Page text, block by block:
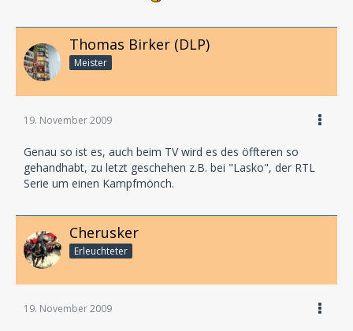
Thomas Birker (DLP)
Meister
19. November 2009
Genau so ist es, auch beim TV wird es des öffteren so
gehandhabt, zu letzt geschehen z.B. bei "Lasko", der RTL
Serie um einen Kampfmönch.
Cherusker
Erleuchteter
19. November 2009